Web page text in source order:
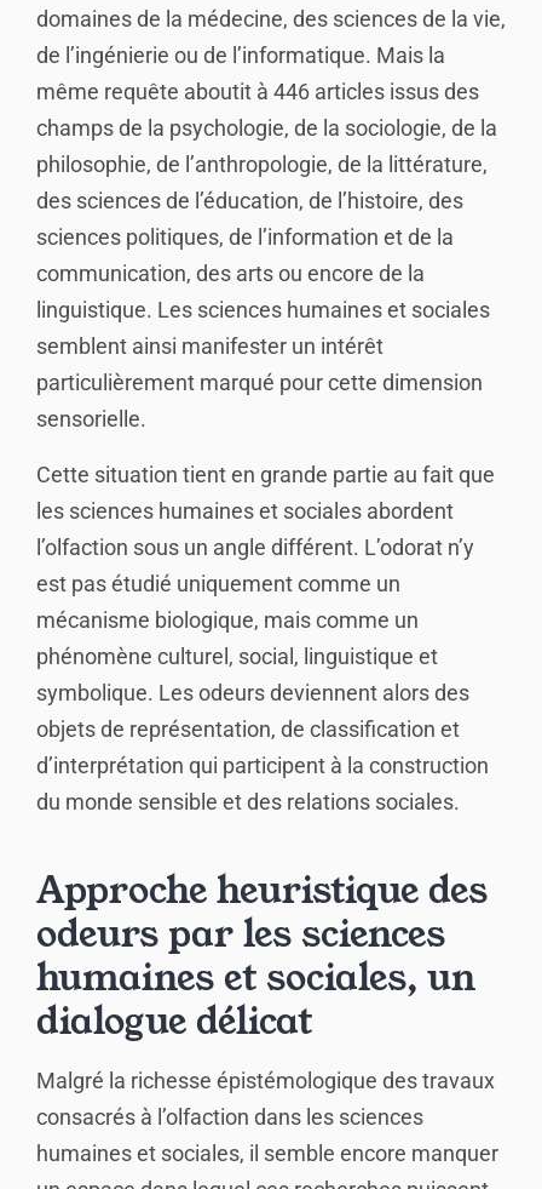
domaines de la médecine, des sciences de la vie,
de l’ingénierie ou de l’informatique. Mais la
même requête aboutit à 446 articles issus des
champs de la psychologie, de la sociologie, de la
philosophie, de l’anthropologie, de la littérature,
des sciences de l’éducation, de l’histoire, des
sciences politiques, de l’information et de la
communication, des arts ou encore de la
linguistique. Les sciences humaines et sociales
semblent ainsi manifester un intérêt
particulièrement marqué pour cette dimension
sensorielle.
Cette situation tient en grande partie au fait que
les sciences humaines et sociales abordent
l’olfaction sous un angle différent. L’odorat n’y
est pas étudié uniquement comme un
mécanisme biologique, mais comme un
phénomène culturel, social, linguistique et
symbolique. Les odeurs deviennent alors des
objets de représentation, de classification et
d’interprétation qui participent à la construction
du monde sensible et des relations sociales.
Approche heuristique des
odeurs par les sciences
humaines et sociales, un
dialogue délicat
Malgré la richesse épistémologique des travaux
consacrés à l’olfaction dans les sciences
humaines et sociales, il semble encore manquer